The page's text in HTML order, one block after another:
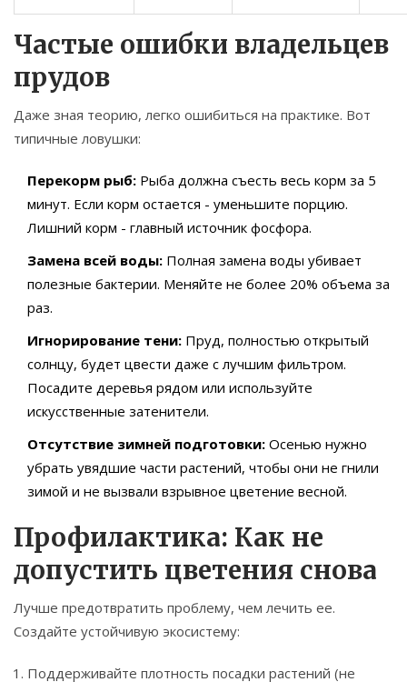
Частые ошибки владельцев
прудов
Даже зная теорию, легко ошибиться на практике. Вот
типичные ловушки:
Перекорм рыб: Рыба должна съесть весь корм за 5
минут. Если корм остается - уменьшите порцию.
Лишний корм - главный источник фосфора.
Замена всей воды: Полная замена воды убивает
полезные бактерии. Меняйте не более 20% объема за
раз.
Игнорирование тени: Пруд, полностью открытый
солнцу, будет цвести даже с лучшим фильтром.
Посадите деревья рядом или используйте
искусственные затенители.
Отсутствие зимней подготовки: Осенью нужно
убрать увядшие части растений, чтобы они не гнили
зимой и не вызвали взрывное цветение весной.
Профилактика: Как не
допустить цветения снова
Лучше предотвратить проблему, чем лечить ее.
Создайте устойчивую экосистему:
Поддерживайте плотность посадки растений (не